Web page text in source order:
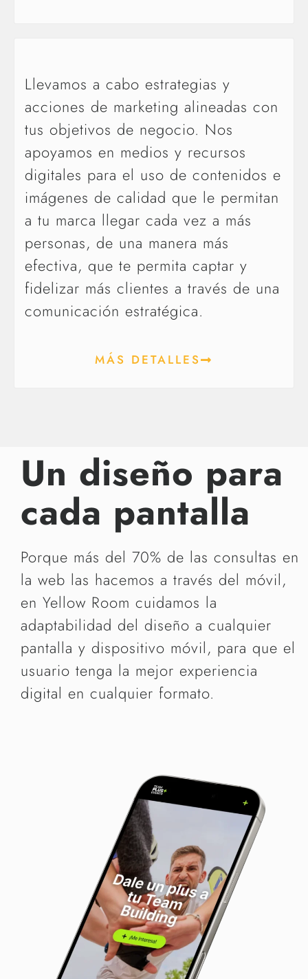
Llevamos a cabo estrategias y
acciones de marketing alineadas con
tus objetivos de negocio. Nos
apoyamos en medios y recursos
digitales para el uso de contenidos e
imágenes de calidad que le permitan
a tu marca llegar cada vez a más
personas, de una manera más
efectiva, que te permita captar y
fidelizar más clientes a través de una
comunicación estratégica.
MÁS DETALLES
Un diseño para
cada pantalla
Porque más del 70% de las consultas en
la web las hacemos a través del móvil,
en Yellow Room cuidamos la
adaptabilidad del diseño a cualquier
pantalla y dispositivo móvil, para que el
usuario tenga la mejor experiencia
digital en cualquier formato.